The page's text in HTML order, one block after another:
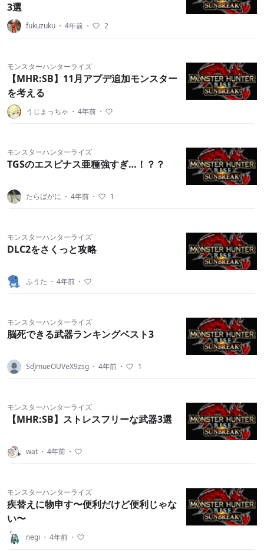
3選
fukuzuku ・ 4年前 ・ 2
モンスターハンターライズ
【MHR:SB】11月アプデ追加モンスター
を考える
うじまっちゃ ・ 4年前 ・
モンスターハンターライズ
TGSのエスピナス亜種強すぎ…！？？
たらばがに ・ 4年前 ・ 1
モンスターハンターライズ
DLC2をさくっと攻略
ふうた ・ 4年前 ・
モンスターハンターライズ
脳死できる武器ランキングベスト3
SdJmueOUVeX9zsg ・ 4年前 ・ 1
モンスターハンターライズ
【MHR:SB】ストレスフリーな武器3選
wat ・ 4年前 ・
モンスターハンターライズ
疾替えに物申す〜便利だけど便利じゃな
い〜
negi ・ 4年前 ・